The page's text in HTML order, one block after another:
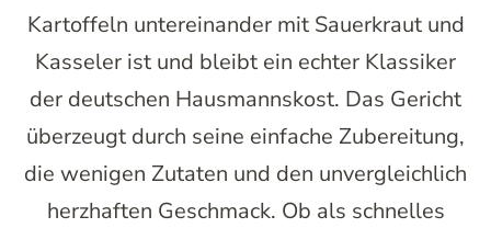
Kartoffeln untereinander mit Sauerkraut und
Kasseler ist und bleibt ein echter Klassiker
der deutschen Hausmannskost. Das Gericht
überzeugt durch seine einfache Zubereitung,
die wenigen Zutaten und den unvergleichlich
herzhaften Geschmack. Ob als schnelles